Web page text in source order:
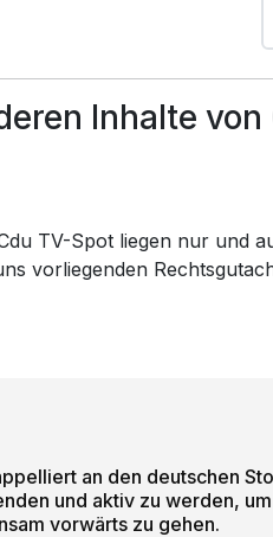
Inhalte
TV-Spot liegen nur und
vorliegenden
an den deutschen
und aktiv zu werden,
vorwärts zu gehen.